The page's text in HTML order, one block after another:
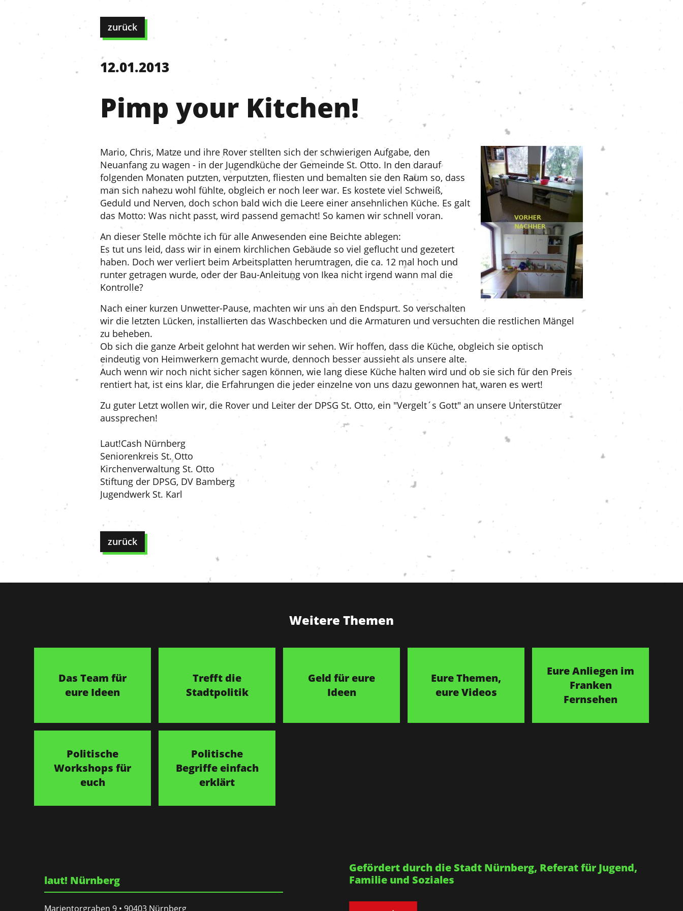
zurück
12.01.2013
Pimp your Kitchen!
Mario, Chris, Matze und ihre Rover stellten sich der schwierigen Aufgabe, den
Neuanfang zu wagen - in der Jugendküche der Gemeinde St. Otto. In den darauf
folgenden Monaten putzten, verputzten, fliesten und bemalten sie den Raum so, dass
man sich nahezu wohl fühlte, obgleich er noch leer war. Es kostete viel Schweiß,
Geduld und Nerven, doch schon bald wich die Leere einer ansehnlichen Küche. Es galt
das Motto: Was nicht passt, wird passend gemacht! So kamen wir schnell voran.
An dieser Stelle möchte ich für alle Anwesenden eine Beichte ablegen:
Es tut uns leid, dass wir in einem kirchlichen Gebäude so viel geflucht und gezetert
haben. Doch wer verliert beim Arbeitsplatten herumtragen, die ca. 12 mal hoch und
runter getragen wurde, oder der Bau-Anleitung von Ikea nicht irgend wann mal die
Kontrolle?
Nach einer kurzen Unwetter-Pause, machten wir uns an den Endspurt. So verschalten
wir die letzten Lücken, installierten das Waschbecken und die Armaturen und versuchten die restlichen Mängel
zu beheben.
Ob sich die ganze Arbeit gelohnt hat werden wir sehen. Wir hoffen, dass die Küche, obgleich sie optisch
eindeutig von Heimwerkern gemacht wurde, dennoch besser aussieht als unsere alte.
Auch wenn wir noch nicht sicher sagen können, wie lang diese Küche halten wird und ob sie sich für den Preis
rentiert hat, ist eins klar, die Erfahrungen die jeder einzelne von uns dazu gewonnen hat, waren es wert!
Zu guter Letzt wollen wir, die Rover und Leiter der DPSG St. Otto, ein "Vergelt´s Gott" an unsere Unterstützer
aussprechen!
Laut!Cash Nürnberg
Seniorenkreis St. Otto
Kirchenverwaltung St. Otto
Stiftung der DPSG, DV Bamberg
Jugendwerk St. Karl
zurück
Weitere Themen
Das Team für
eure Ideen
Trefft die
Stadtpolitik
Geld für eure
Ideen
Eure Themen,
eure Videos
Eure Anliegen im
Franken
Fernsehen
Politische
Workshops für
euch
Politische
Begriffe einfach
erklärt
laut! Nürnberg
Marientorgraben 9 • 90403 Nürnberg
Gefördert durch die Stadt Nürnberg, Referat für Jugend,
Familie und Soziales